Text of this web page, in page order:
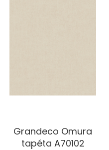
Grandeco Omura
tapéta A70102